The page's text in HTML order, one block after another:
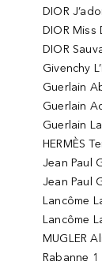
DIOR
DIOR Miss
DIOR
Givenchy
Guerlain
Guerlain
Guerlain
HERMÈS
Jean Paul
Jean Paul
Lancôme
Lancôme
MUGLER
Rabanne 1